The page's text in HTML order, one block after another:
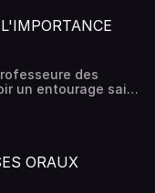
des
un entourage sain
je reçois
à l'école, de sa
ORAUX